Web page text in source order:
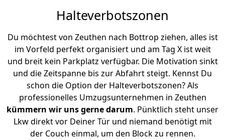
Halteverbotszonen
Du möchtest von Zeuthen nach Bottrop ziehen, alles ist
im Vorfeld perfekt organisiert und am Tag X ist weit
und breit kein Parkplatz verfügbar. Die Motivation sinkt
und die Zeitspanne bis zur Abfahrt steigt. Kennst Du
schon die Option der Halteverbotszonen? Als
professionelles Umzugsunternehmen in Zeuthen
kümmern wir uns gerne darum. Pünktlich steht unser
Lkw direkt vor Deiner Tür und niemand benötigt mit
der Couch einmal, um den Block zu rennen.